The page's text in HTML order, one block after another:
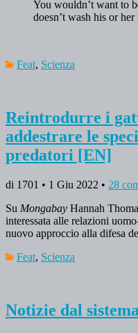
You wouldn’t want to
doesn’t wash his or her
Feat, Scienza
Reintrodurre i
addestrare le
predatori [EN]
di 1701 • 1 Giu 2022 • 28
Su Mongabay Hannah
interessata alle relazioni
nuovo approccio alla difesa
Feat, Scienza
Notizie dal